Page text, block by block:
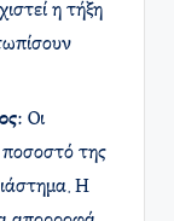
η τήξη
: Οι
της
Η